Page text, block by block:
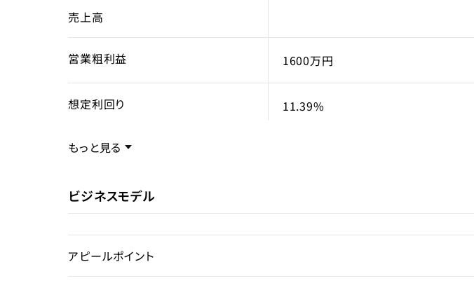
売上高
営業粗利益 1600万円
想定利回り 11.39%
売却スキーム
権利
売却理由
もっと見る
ビジネスモデル
アピールポイント